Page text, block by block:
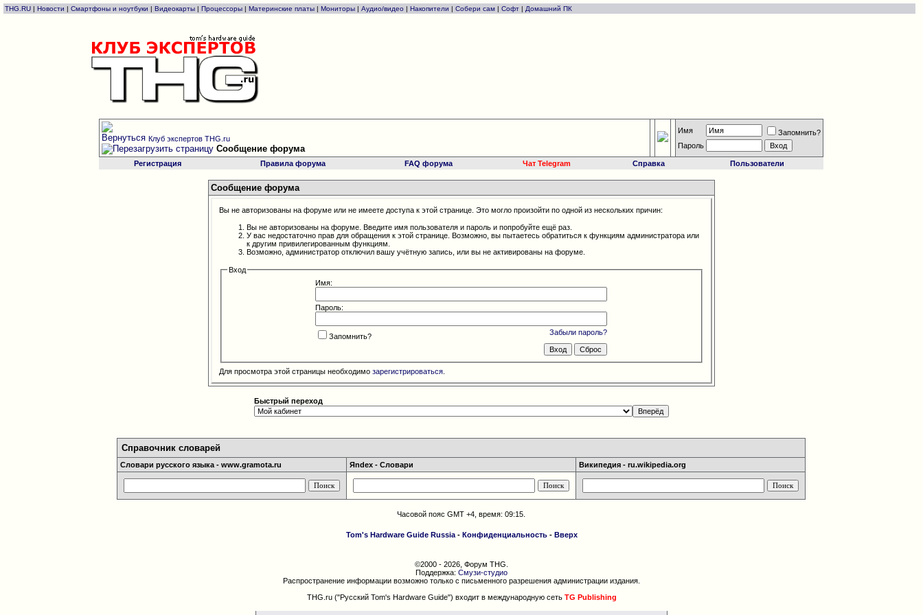
THG.RU | Новости | Смартфоны и ноутбуки | Видеокарты | Процессоры | Материнские платы | Мониторы | Аудио/видео | Накопители | Собери сам | Софт | Домашний ПК
Клуб экспертов THG.ru
Сообщение форума
Имя
Запомнить?
Пароль
Регистрация Правила форума FAQ форума Чат Telegram Справка Пользователи
Сообщение форума
Вы не авторизованы на форуме или не имеете доступа к этой странице. Это могло произойти по одной из нескольких причин:
Вы не авторизованы на форуме. Введите имя пользователя и пароль и попробуйте ещё раз.
У вас недостаточно прав для обращения к этой странице. Возможно, вы пытаетесь обратиться к функциям администратора или
к другим привилегированным функциям.
Возможно, администратор отключил вашу учётную запись, или вы не активированы на форуме.
Вход
Имя:
Пароль:
Забыли пароль?
Запомнить?
Для просмотра этой страницы необходимо зарегистрироваться.
Быстрый переход
Справочник словарей
Словари русского языка - www.gramota.ru Яndex - Словари Википедия - ru.wikipedia.org
Часовой пояс GMT +4, время:09:15
Tom's Hardware Guide Russia- Конфиденциальность- Вверх
©2000 - 2026, Форум THG.
Поддержка: Смузи-студио
Распространение информации возможно только с письменного разрешения администрации издания.
THG.ru ("Русский Tom's Hardware Guide") входит в международную сеть TG Publishing